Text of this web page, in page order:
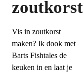
zoutkorst
Vis in zoutkorst
maken? Ik dook met
Barts Fishtales de
keuken in en laat je